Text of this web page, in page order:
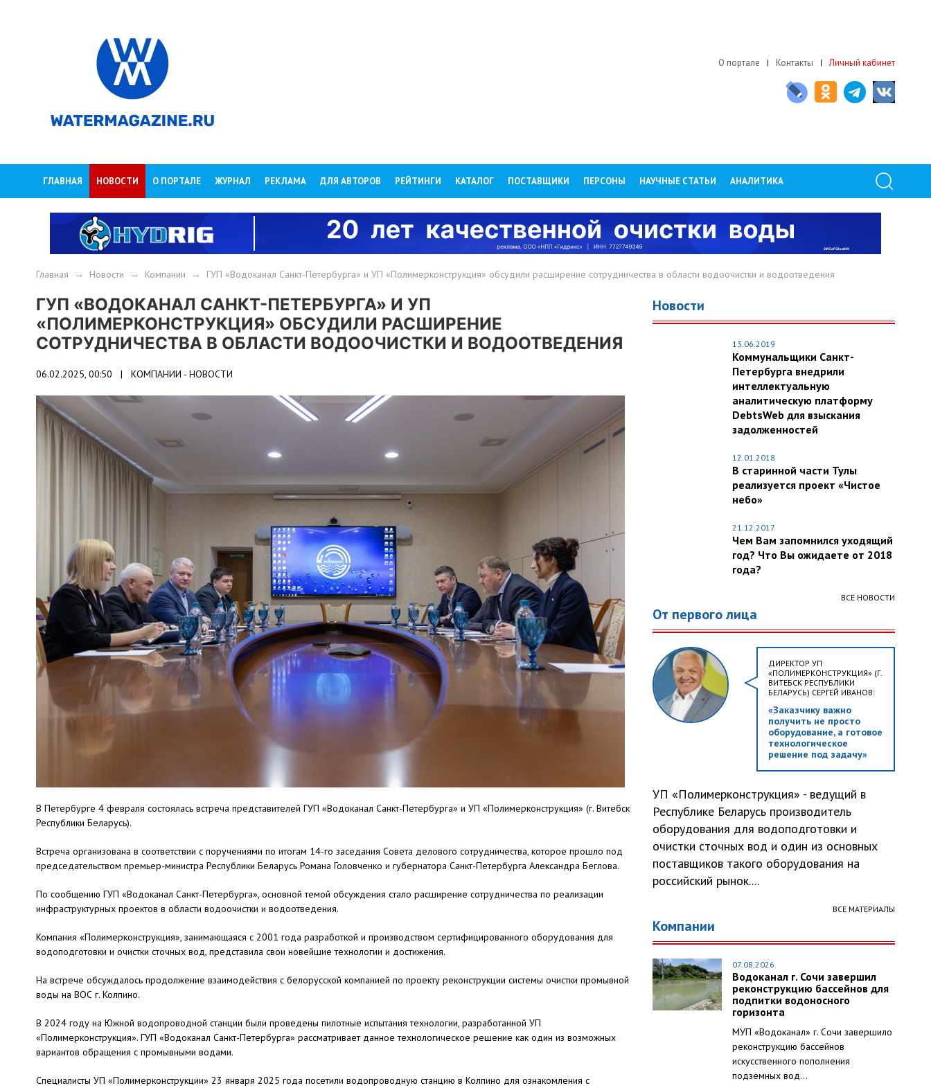
О портале Контакты Личный кабинет
ГЛАВНАЯ НОВОСТИ О ПОРТАЛЕ ЖУРНАЛ РЕКЛАМА ДЛЯ АВТОРОВ РЕЙТИНГИ КАТАЛОГ ПОСТАВЩИКИ ПЕРСОНЫ НАУЧНЫЕ СТАТЬИ АНАЛИТИКА
Главная → Новости → Компании → ГУП «Водоканал Санкт-Петербурга» и УП «Полимерконструкция» обсудили расширение сотрудничества в области водоочистки и водоотведения
ГУП «ВОДОКАНАЛ САНКТ-ПЕТЕРБУРГА» И УП
«ПОЛИМЕРКОНСТРУКЦИЯ» ОБСУДИЛИ РАСШИРЕНИЕ
СОТРУДНИЧЕСТВА В ОБЛАСТИ ВОДООЧИСТКИ И ВОДООТВЕДЕНИЯ
06.02.2025, 00:50 | КОМПАНИИ - НОВОСТИ
В Петербурге 4 февраля состоялась встреча представителей ГУП «Водоканал Санкт-Петербурга» и УП «Полимерконструкция» (г. Витебск
Республики Беларусь).
Встреча организована в соответствии с поручениями по итогам 14-го заседания Совета делового сотрудничества, которое прошло под
председательством премьер-министра Республики Беларусь Романа Головченко и губернатора Санкт-Петербурга Александра Беглова.
По сообщению ГУП «Водоканал Санкт-Петербурга», основной темой обсуждения стало расширение сотрудничества по реализации
инфраструктурных проектов в области водоочистки и водоотведения.
Компания «Полимерконструкция», занимающаяся с 2001 года разработкой и производством сертифицированного оборудования для
водоподготовки и очистки сточных вод, представила свои новейшие технологии и достижения.
На встрече обсуждалось продолжение взаимодействия с белорусской компанией по проекту реконструкции системы очистки промывной
воды на ВОС г. Колпино.
В 2024 году на Южной водопроводной станции были проведены пилотные испытания технологии, разработанной УП
«Полимерконструкция». ГУП «Водоканал Санкт-Петербурга» рассматривает данное технологическое решение как один из возможных
вариантов обращения с промывными водами.
Специалисты УП «Полимерконструкции» 23 января 2025 года посетили водопроводную станцию в Колпино для ознакомления с
Новости
13.06.2019
Коммунальщики Санкт-
Петербурга внедрили
интеллектуальную
аналитическую платформу
DebtsWeb для взыскания
задолженностей
12.01.2018
В старинной части Тулы
реализуется проект «Чистое
небо»
21.12.2017
Чем Вам запомнился уходящий
год? Что Вы ожидаете от 2018
года?
ВСЕ НОВОСТИ
От первого лица
ДИРЕКТОР УП
«ПОЛИМЕРКОНСТРУКЦИЯ» (Г.
ВИТЕБСК РЕСПУБЛИКИ
БЕЛАРУСЬ) СЕРГЕЙ ИВАНОВ:
«Заказчику важно
получить не просто
оборудование, а готовое
технологическое
решение под задачу»
УП «Полимерконструкция» - ведущий в
Республике Беларусь производитель
оборудования для водоподготовки и
очистки сточных вод и один из основных
поставщиков такого оборудования на
российский рынок....
ВСЕ МАТЕРИАЛЫ
Компании
07.08.2026
Водоканал г. Сочи завершил
реконструкцию бассейнов для
подпитки водоносного
горизонта
МУП «Водоканал» г. Сочи завершило
реконструкцию бассейнов
искусственного пополнения
подземных вод...